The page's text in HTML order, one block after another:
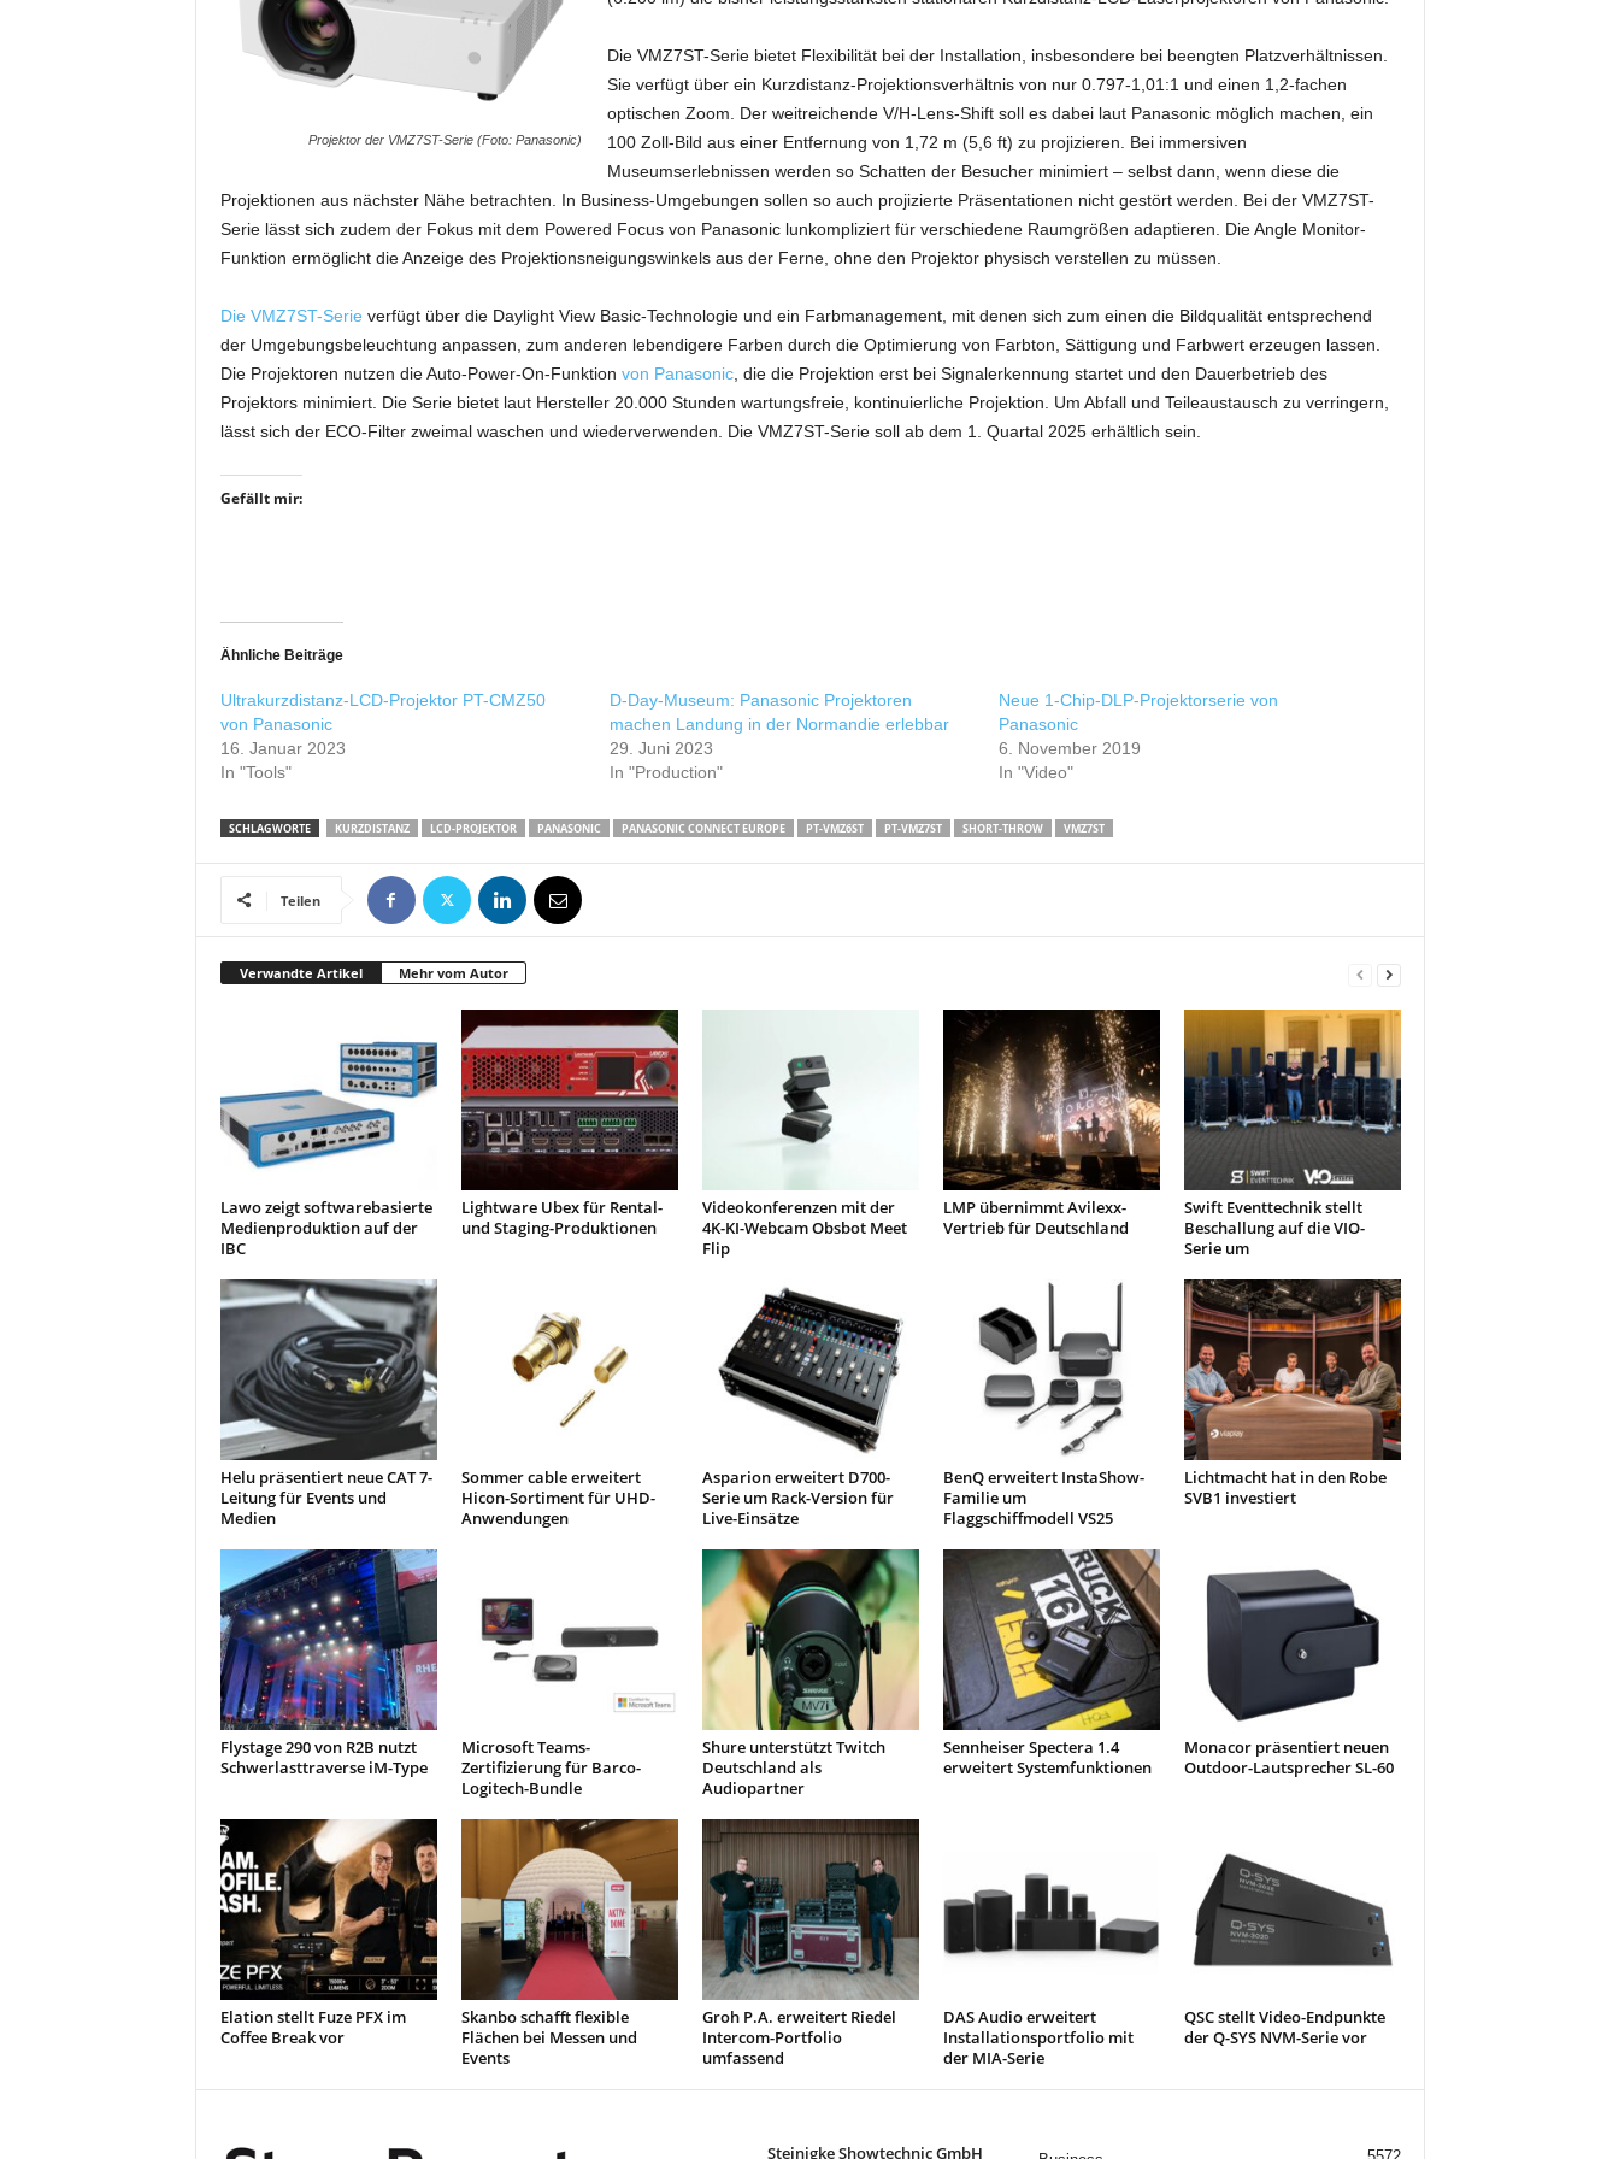
Projektor der VMZ7ST-Serie (Foto: Panasonic)
Die VMZ7ST-Serie bietet Flexibilität bei der Installation, insbesondere bei beengten Platzverhältnissen.
Sie verfügt über ein Kurzdistanz-Projektionsverhältnis von nur 0.797-1,01:1 und einen 1,2-fachen
optischen Zoom. Der weitreichende V/H-Lens-Shift soll es dabei laut Panasonic möglich machen, ein
100 Zoll-Bild aus einer Entfernung von 1,72 m (5,6 ft) zu projizieren. Bei immersiven
Museumserlebnissen werden so Schatten der Besucher minimiert – selbst dann, wenn diese die
Projektionen aus nächster Nähe betrachten. In Business-Umgebungen sollen so auch projizierte Präsentationen nicht gestört werden. Bei der VMZ7ST-
Serie lässt sich zudem der Fokus mit dem Powered Focus von Panasonic lunkompliziert für verschiedene Raumgrößen adaptieren. Die Angle Monitor-
Funktion ermöglicht die Anzeige des Projektionsneigungswinkels aus der Ferne, ohne den Projektor physisch verstellen zu müssen.
Die VMZ7ST-Serie verfügt über die Daylight View Basic-Technologie und ein Farbmanagement, mit denen sich zum einen die Bildqualität entsprechend
der Umgebungsbeleuchtung anpassen, zum anderen lebendigere Farben durch die Optimierung von Farbton, Sättigung und Farbwert erzeugen lassen.
Die Projektoren nutzen die Auto-Power-On-Funktion von Panasonic, die die Projektion erst bei Signalerkennung startet und den Dauerbetrieb des
Projektors minimiert. Die Serie bietet laut Hersteller 20.000 Stunden wartungsfreie, kontinuierliche Projektion. Um Abfall und Teileaustausch zu verringern,
lässt sich der ECO-Filter zweimal waschen und wiederverwenden. Die VMZ7ST-Serie soll ab dem 1. Quartal 2025 erhältlich sein.
Gefällt mir:
Ähnliche Beiträge
Ultrakurzdistanz-LCD-Projektor PT-CMZ50
von Panasonic
16. Januar 2023
In "Tools"
D-Day-Museum: Panasonic Projektoren
machen Landung in der Normandie erlebbar
29. Juni 2023
In "Production"
Neue 1-Chip-DLP-Projektorserie von
Panasonic
6. November 2019
In "Video"
SCHLAGWORTE KURZDISTANZ LCD-PROJEKTOR PANASONIC PANASONIC CONNECT EUROPE PT-VMZ6ST PT-VMZ7ST SHORT-THROW VMZ7ST
Teilen
Verwandte Artikel Mehr vom Autor
Lawo zeigt softwarebasierte
Medienproduktion auf der
IBC
Lightware Ubex für Rental-
und Staging-Produktionen
Videokonferenzen mit der
4K-KI-Webcam Obsbot Meet
Flip
LMP übernimmt Avilexx-
Vertrieb für Deutschland
Swift Eventtechnik stellt
Beschallung auf die VIO-
Serie um
Helu präsentiert neue CAT 7-
Leitung für Events und
Medien
Sommer cable erweitert
Hicon-Sortiment für UHD-
Anwendungen
Asparion erweitert D700-
Serie um Rack-Version für
Live-Einsätze
BenQ erweitert InstaShow-
Familie um
Flaggschiffmodell VS25
Lichtmacht hat in den Robe
SVB1 investiert
Flystage 290 von R2B nutzt
Schwerlasttraverse iM-Type
Microsoft Teams-
Zertifizierung für Barco-
Logitech-Bundle
Shure unterstützt Twitch
Deutschland als
Audiopartner
Sennheiser Spectera 1.4
erweitert Systemfunktionen
Monacor präsentiert neuen
Outdoor-Lautsprecher SL-60
Elation stellt Fuze PFX im
Coffee Break vor
Skanbo schafft flexible
Flächen bei Messen und
Events
Groh P.A. erweitert Riedel
Intercom-Portfolio
umfassend
DAS Audio erweitert
Installationsportfolio mit
der MIA-Serie
QSC stellt Video-Endpunkte
der Q-SYS NVM-Serie vor
Steinigke Showtechnic GmbH